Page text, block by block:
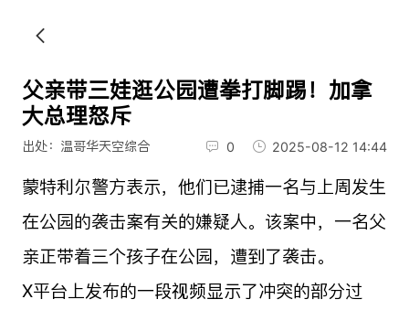
父亲带三娃逛公园遭拳打脚踢！加拿
大总理怒斥
出处：温哥华天空综合 0 2025-08-12 14:44
蒙特利尔警方表示，他们已逮捕一名与上周发生
在公园的袭击案有关的嫌疑人。该案中，一名父
亲正带着三个孩子在公园，遭到了袭击。
X平台上发布的一段视频显示了冲突的部分过